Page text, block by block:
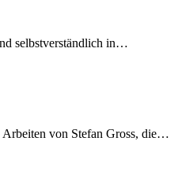
selbstverständlich in…
von Stefan Gross, die…